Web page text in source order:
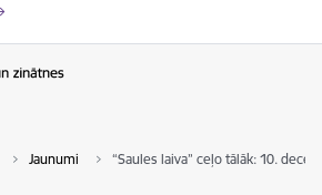
Jaunumi “Saules laiva” ceļo tālāk: 10.